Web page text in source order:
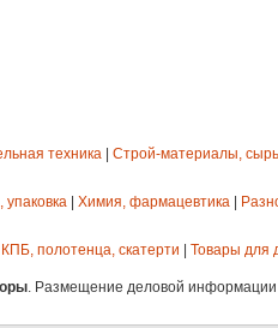
техника Строй-материалы,
упаковка Химия, фармацевтика
КПБ, полотенца, скатерти Товары для
. Размещение деловой